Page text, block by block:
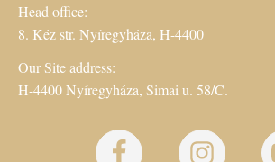
Head office:
8. Kéz str. Nyíregyháza, H-4400
Our Site address:
H-4400 Nyíregyháza, Simai u. 58/C.